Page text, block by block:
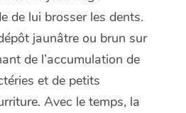
de lui brosser les dents.
jaunâtre ou brun sur
de l’accumulation de
et de petits
Avec le temps, la